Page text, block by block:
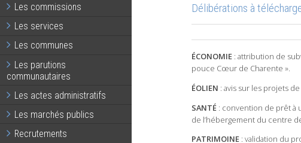
Les commissions
Les services
Les communes
Les parutions
communautaires
Les actes administratifs
Les marchés publics
Recrutements
Délibérations à
ÉCONOMIE: attribution de
pouce Cœur de Charente ».
ÉOLIEN : avis sur les projets de
SANTÉ : convention de prêt à
de l’hébergement du centre
PATRIMOINE: validation du